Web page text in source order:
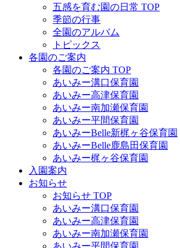
五感を育む園の日常 TOP
季節の行事
全園のアルバム
トピックス
各園のご案内
各園のご案内 TOP
あいみー溝口保育園
あいみー高津保育園
あいみー南加瀬保育園
あいみー平間保育園
あいみーBelle新梶ヶ谷保育園
あいみーBelle鹿島田保育園
あいみー梶ヶ谷保育園
入園案内
お知らせ
お知らせ TOP
あいみー溝口保育園
あいみー高津保育園
あいみー南加瀬保育園
あいみー平間保育園